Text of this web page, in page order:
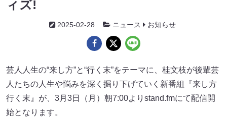
ィズ!
2025-02-28 ニュース お知らせ
芸人人生の“来し方”と“行く末”をテーマに、桂文枝が後輩芸
人たちの人生や悩みを深く掘り下げていく新番組『来し方
行く末』が、3月3日（月）朝7:00よりstand.fmにて配信開
始となります。